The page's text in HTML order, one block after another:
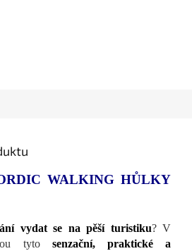
WALKING HŮLKY
vydat se na pěší turistiku? V
tyto senzační, praktické a